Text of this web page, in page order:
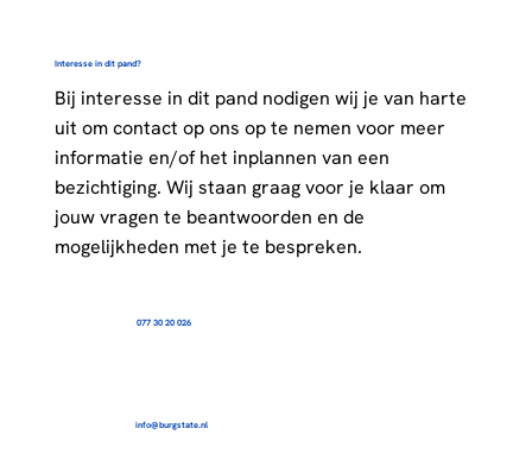
Interesse in dit pand?
Bij interesse in dit pand nodigen wij je van harte
uit om contact op ons op te nemen voor meer
informatie en/of het inplannen van een
bezichtiging. Wij staan graag voor je klaar om
jouw vragen te beantwoorden en de
mogelijkheden met je te bespreken.
077 30 20 026
info@burgstate.nl